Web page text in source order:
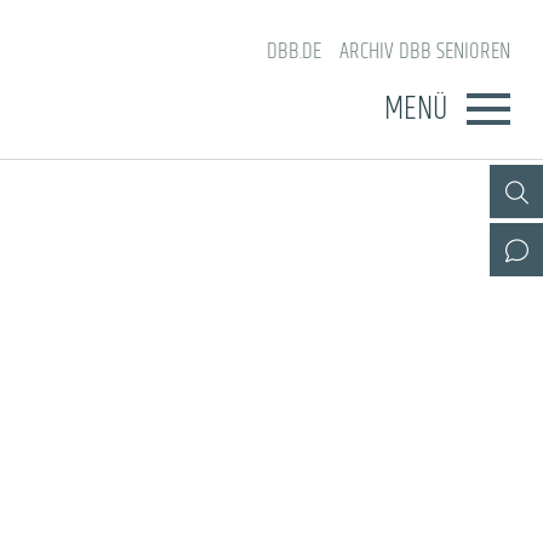
DBB.DE ARCHIV DBB SENIOREN
MENÜ